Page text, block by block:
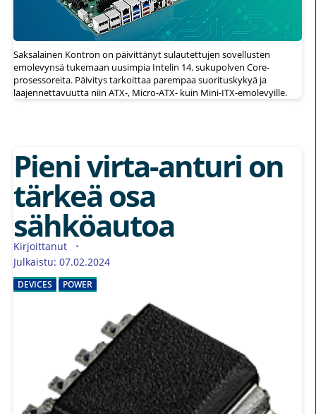
Saksalainen Kontron on päivittänyt sulautettujen sovellusten
emolevynsä tukemaan uusimpia Intelin 14. sukupolven Core-
prosessoreita. Päivitys tarkoittaa parempaa suorituskykyä ja
laajennettavuutta niin ATX-, Micro-ATX- kuin Mini-ITX-emolevyille.
Pieni virta-anturi on
tärkeä osa
sähköautoa
Kirjoittanut
Julkaistu: 07.02.2024
DEVICES POWER